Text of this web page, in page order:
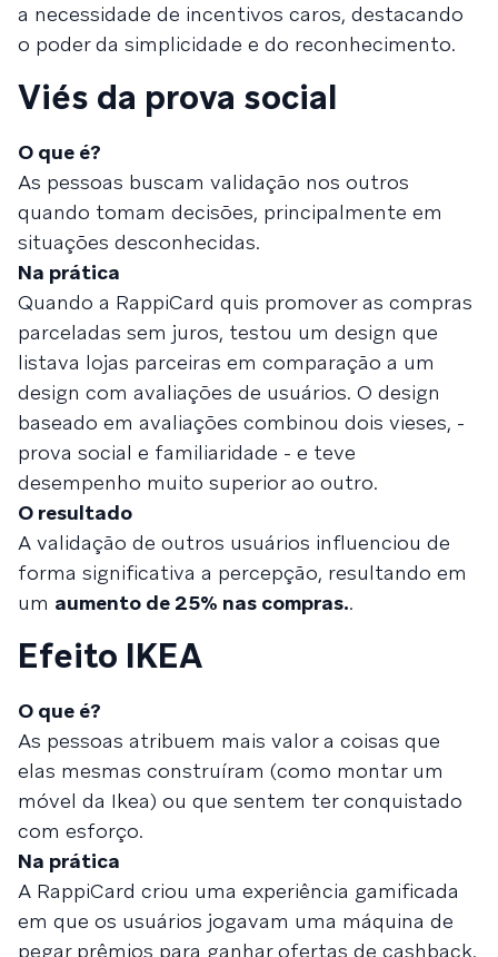
a necessidade de incentivos caros, destacando
o poder da simplicidade e do reconhecimento.
Viés da prova social
O que é?
As pessoas buscam validação nos outros
quando tomam decisões, principalmente em
situações desconhecidas.
Na prática
Quando a RappiCard quis promover as compras
parceladas sem juros, testou um design que
listava lojas parceiras em comparação a um
design com avaliações de usuários. O design
baseado em avaliações combinou dois vieses, -
prova social e familiaridade - e teve
desempenho muito superior ao outro.
O resultado
A validação de outros usuários influenciou de
forma significativa a percepção, resultando em
um aumento de 25% nas compras..
Efeito IKEA
O que é?
As pessoas atribuem mais valor a coisas que
elas mesmas construíram (como montar um
móvel da Ikea) ou que sentem ter conquistado
com esforço.
Na prática
A RappiCard criou uma experiência gamificada
em que os usuários jogavam uma máquina de
pegar prêmios para ganhar ofertas de cashback.